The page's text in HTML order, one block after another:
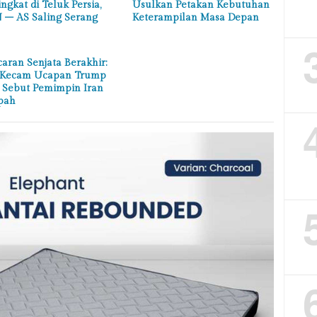
di Teluk Persia,
– AS Saling Serang
Usulkan Petakan Kebutuhan
Keterampilan Masa Depan
Senjata Berakhir:
Ucapan Trump
Sebut Pemimpin Iran